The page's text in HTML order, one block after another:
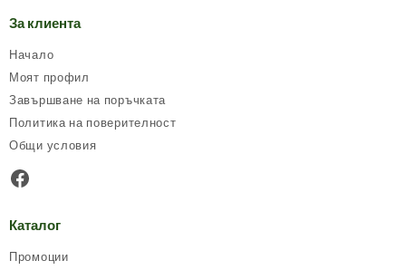
За клиента
Начало
Моят профил
Завършване на поръчката
Политика на поверителност
Общи условия
Facebook
Каталог
Промоции